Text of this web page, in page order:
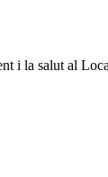
i la salut al